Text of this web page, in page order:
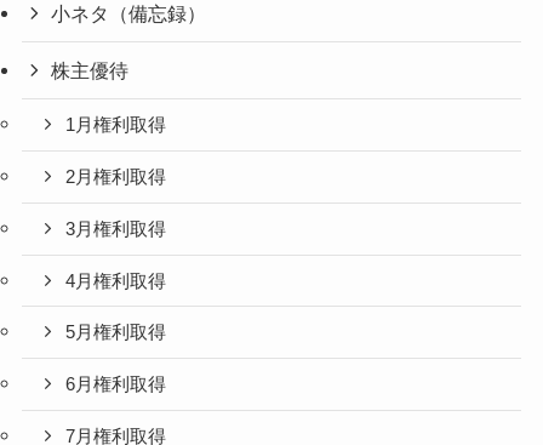
小ネタ（備忘録）
株主優待
1月権利取得
2月権利取得
3月権利取得
4月権利取得
5月権利取得
6月権利取得
7月権利取得